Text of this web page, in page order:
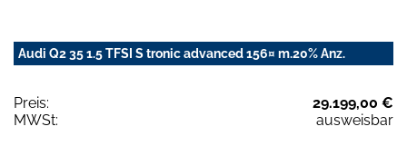
Audi Q2 35 1.5 TFSI S tronic advanced 156¤ m.20% Anz.
Preis:
29.199,00 €
MWSt:
ausweisbar